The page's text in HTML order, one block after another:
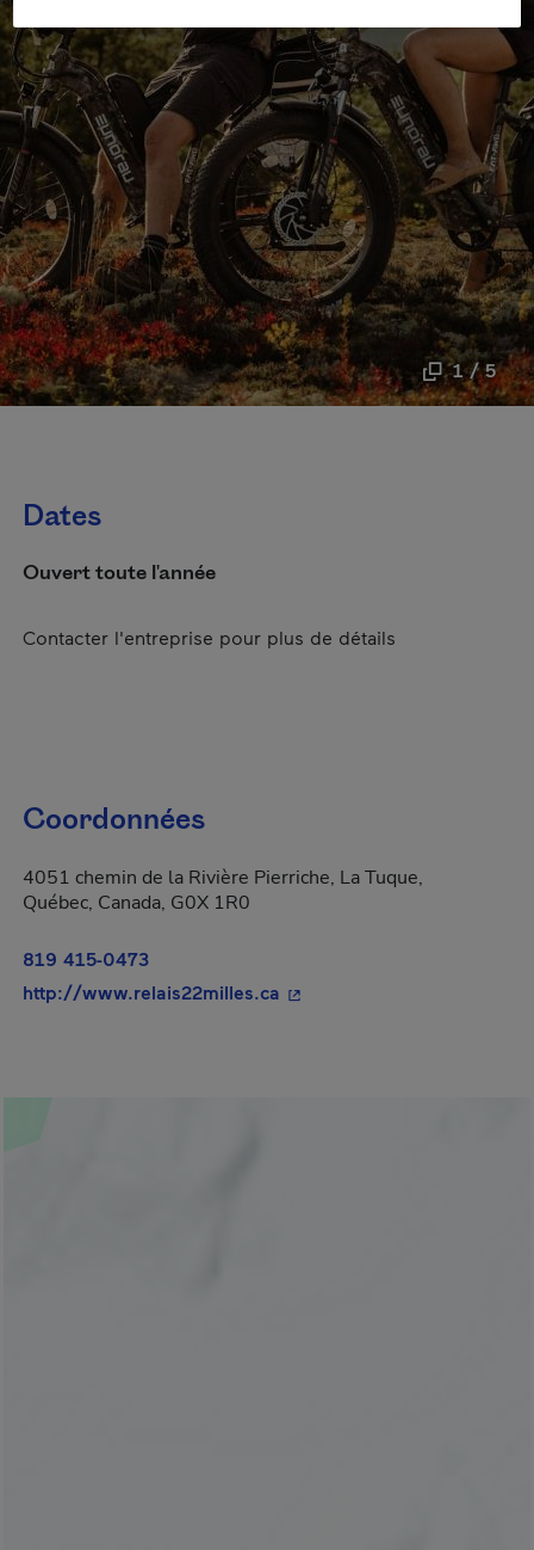
1 / 5
Dates
Ouvert toute l'année
Contacter l'entreprise pour plus de détails
Coordonnées
4051 chemin de la Rivière Pierriche, La Tuque,
Québec, Canada, G0X 1R0
819 415-0473
http://www.relais22milles.ca - Cet hyperlien s'ouvrira